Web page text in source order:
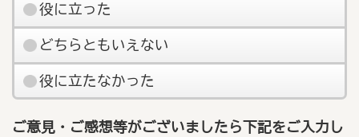
役に立った
どちらともいえない
役に立たなかった
ご意見・ご感想等がございましたら下記をご入力し